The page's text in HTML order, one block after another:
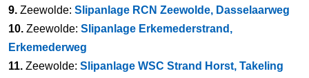
9. Zeewolde: Slipanlage RCN Zeewolde, Dasselaarweg
10. Zeewolde: Slipanlage Erkemederstrand,
Erkemederweg
11. Zeewolde: Slipanlage WSC Strand Horst, Takeling